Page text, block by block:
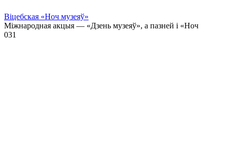
Віцебская «Ноч музеяў»
Міжнародная акцыя — «Дзень музеяў», а пазней і «Ноч
031